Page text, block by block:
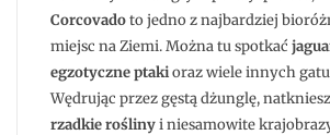
Corcovadoto jedno z najbardziej
miejsc na Ziemi. Można tu spotkać
egzotyczne ptakioraz wiele innych
Wędrując przez gęstą dżunglę,
rzadkie roślinyi niesamowite